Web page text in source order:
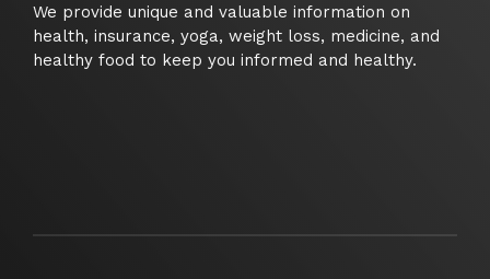
We provide unique and valuable information on
health, insurance, yoga, weight loss, medicine, and
healthy food to keep you informed and healthy.